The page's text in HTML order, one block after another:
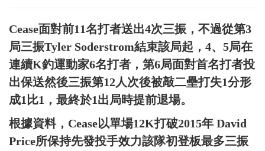
Cease面對前11名打者送出4次三振，不過從第3
局三振Tyler Soderstrom結束該局起，4、5局在
連續K釣運動家6名打者，第6局面對首名打者投
出保送然後三振第12人次後被敲二壘打失1分形
成1比1，最終於1出局時提前退場。
根據資料，Cease以單場12K打破2015年 David
Price所保持先發投手效力該隊初登板最多三振